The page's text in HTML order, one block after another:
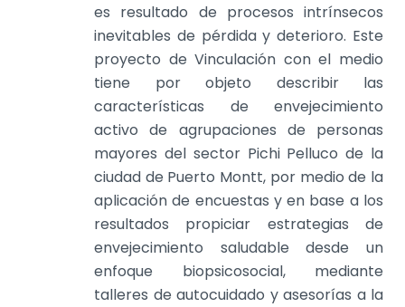
es resultado de procesos intrínsecos
inevitables de pérdida y deterioro. Este
proyecto de Vinculación con el medio
tiene por objeto describir las
características de envejecimiento
activo de agrupaciones de personas
mayores del sector Pichi Pelluco de la
ciudad de Puerto Montt, por medio de la
aplicación de encuestas y en base a los
resultados propiciar estrategias de
envejecimiento saludable desde un
enfoque biopsicosocial, mediante
talleres de autocuidado y asesorías a la